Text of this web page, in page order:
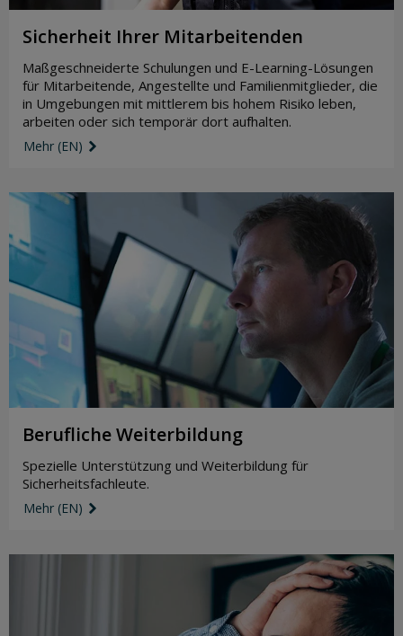
Sicherheit Ihrer Mitarbeitenden
Maßgeschneiderte Schulungen und E-Learning-Lösungen
für Mitarbeitende, Angestellte und Familienmitglieder, die
in Umgebungen mit mittlerem bis hohem Risiko leben,
arbeiten oder sich temporär dort aufhalten.
Mehr (EN)
Berufliche Weiterbildung
Spezielle Unterstützung und Weiterbildung für
Sicherheitsfachleute.
Mehr (EN)